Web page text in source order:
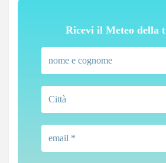
Ricevi il Meteo della